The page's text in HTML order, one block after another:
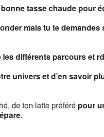
tasse chaude pour
mais tu te
les différents parcours et
univers et d’en savoir
de ton latte préféré pour